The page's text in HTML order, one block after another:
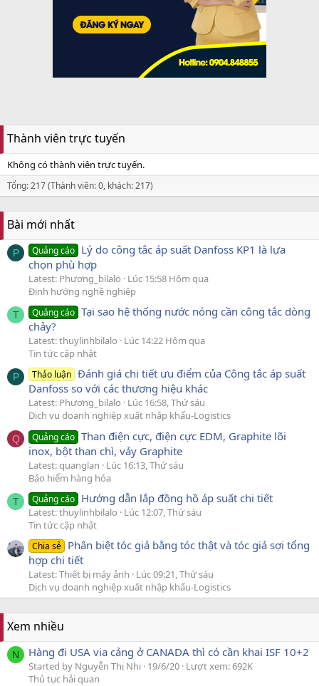
Thành viên trực tuyến
Không có thành viên trực tuyến.
Tổng: 217 (Thành viên: 0, khách: 217)
Bài mới nhất
P Quảng cáo Lý do công tắc áp suất Danfoss KP1 là lựa
chọn phù hợp
Latest: Phương_bilalo
Lúc 15:58 Hôm qua
Định hướng nghề nghiệp
T Quảng cáo Tại sao hệ thống nước nóng cần công tắc dòng
chảy?
Latest: thuylinhbilalo
Lúc 14:22 Hôm qua
Tin tức cập nhật
P Thảo luận Đánh giá chi tiết ưu điểm của Công tắc áp suất
Danfoss so với các thương hiệu khác
Latest: Phương_bilalo
Lúc 16:58, Thứ sáu
Dịch vụ doanh nghiệp xuất nhập khẩu-Logistics
Q Quảng cáo Than điện cực, điện cực EDM, Graphite lõi
inox, bột than chì, vảy Graphite
Latest: quanglan
Lúc 16:13, Thứ sáu
Bảo hiểm hàng hóa
T Quảng cáo Hướng dẫn lắp đồng hồ áp suất chi tiết
Latest: thuylinhbilalo
Lúc 12:07, Thứ sáu
Tin tức cập nhật
Chia sẻ Phân biệt tóc giả bằng tóc thật và tóc giả sợi tổng
hợp chi tiết
Latest: Thiết bị máy ảnh
Lúc 09:21, Thứ sáu
Dịch vụ doanh nghiệp xuất nhập khẩu-Logistics
Xem nhiều
N Hàng đi USA via cảng ở CANADA thì có cần khai ISF 10+2
Started by Nguyễn Thị Nhi 19/6/20 Lượt xem: 692K
Thủ tục hải quan